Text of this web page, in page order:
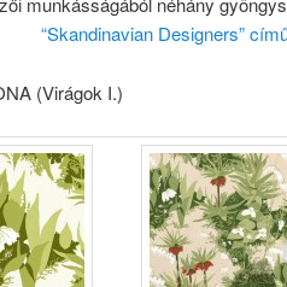
“Skandinavian Designers”
(Virágok I.)